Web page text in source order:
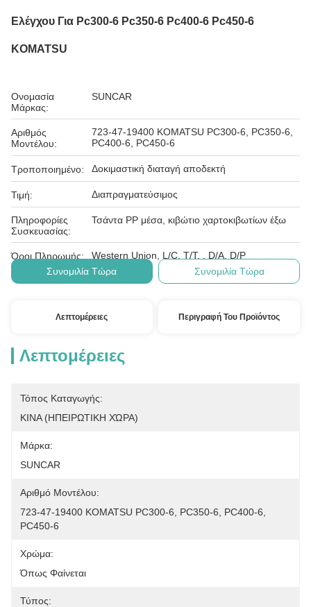
Ελέγχου Για Pc300-6 Pc350-6 Pc400-6 Pc450-6
KOMATSU
Ονομασία
Μάρκας:
SUNCAR
Αριθμός
Μοντέλου:
723-47-19400 KOMATSU PC300-6, PC350-6,
PC400-6, PC450-6
Τροποποιημένο: Δοκιμαστική διαταγή αποδεκτή
Τιμή: Διαπραγματεύσιμος
Πληροφορίες
Συσκευασίας:
Τσάντα PP μέσα, κιβώτιο χαρτοκιβωτίων έξω
Όροι Πληρωμής:
Western Union, L/C, T/T, , D/A, D/P
Συνομιλία Τώρα
Συνομιλία Τώρα
Λεπτομέρειες Περιγραφή Του Προϊόντος
Λεπτομέρειες
Τόπος Καταγωγής:
ΚΙΝΑ (ΗΠΕΙΡΩΤΙΚΗ ΧΏΡΑ)
Μάρκα:
SUNCAR
Αριθμό Μοντέλου:
723-47-19400 KOMATSU PC300-6, PC350-6, PC400-6,
PC450-6
Χρώμα:
Όπως Φαίνεται
Τύπος: